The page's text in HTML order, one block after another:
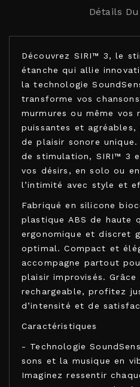
Détails
Découvrez SIRI™ 3, le
étanche qui allie
la technologie
transforme vos
murmures ou même vos
puissantes et agréables,
de plaisir sonore
de stimulation, SIRI™ 3
vos désirs, en solo ou
l’intimité avec style et
Fabriqué en silicone
plastique ABS de haute
ergonomique et discret
optimal. Compact et
accompagne partout
plaisir improvisés.
rechargeable, profitez
d’intensité et de
Caractéristiques
- Technologie
sons et la musique en
Imaginez ressentir